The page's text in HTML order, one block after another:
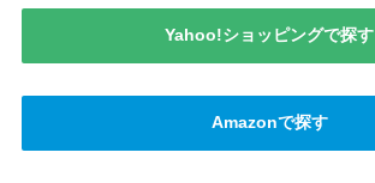
Yahoo!ショッピングで探す
Amazonで探す